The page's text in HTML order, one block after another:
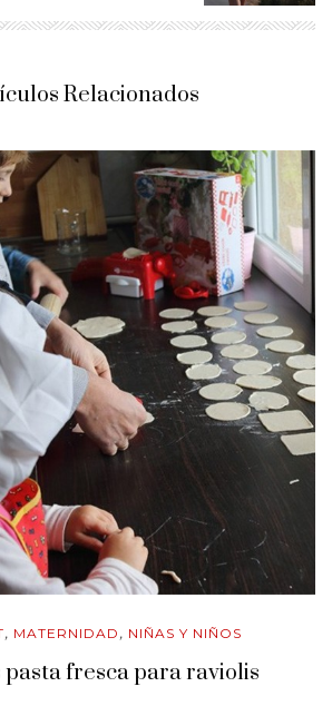
Relacionados
, MATERNIDAD , NIÑAS Y NIÑOS
pasta fresca para raviolis